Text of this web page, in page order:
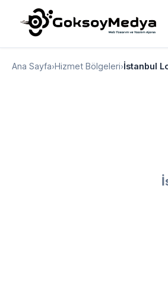
Ana Sayfa›Hizmet Bölgeleri›İstanbul